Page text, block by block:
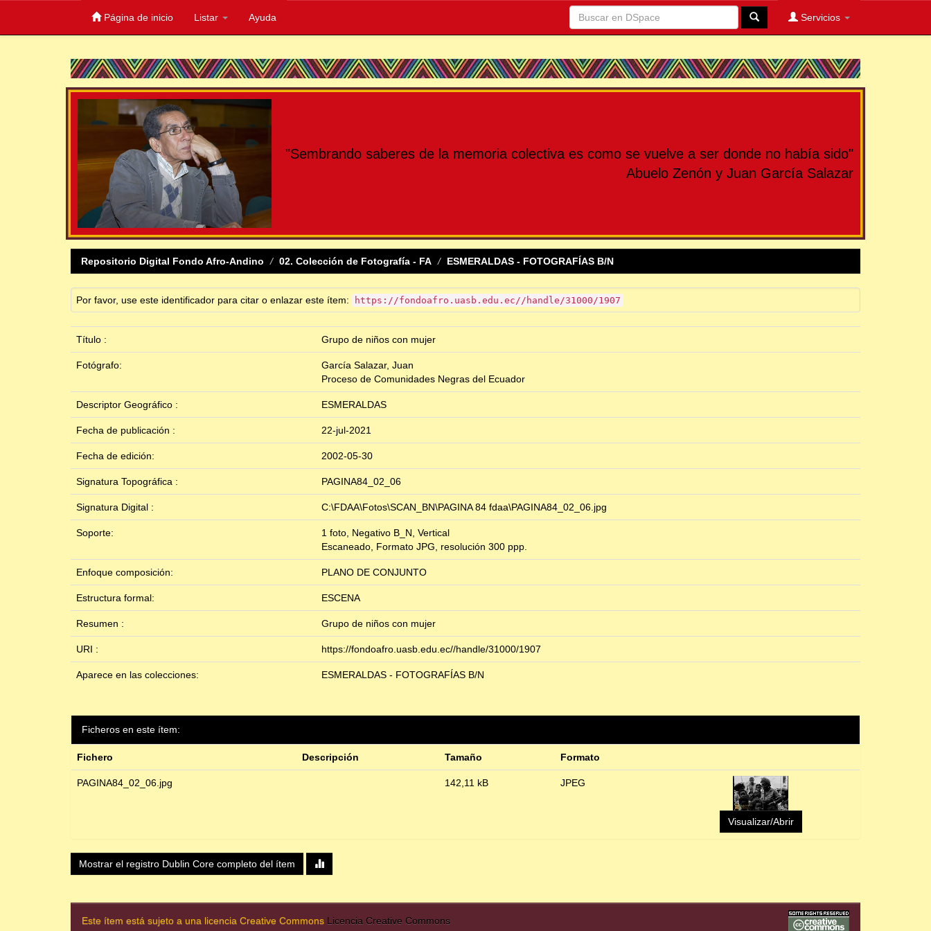
Página de inicio Listar Ayuda Servicios
"Sembrando saberes de la memoria colectiva es como se vuelve a ser donde no había sido"
Abuelo Zenón y Juan García Salazar
Repositorio Digital Fondo Afro-Andino 02. Colección de Fotografía - FA ESMERALDAS - FOTOGRAFÍAS B/N
Por favor, use este identificador para citar o enlazar este ítem: https://fondoafro.uasb.edu.ec//handle/31000/1907
Título : Grupo de niños con mujer
Fotógrafo:
García Salazar, Juan
Proceso de Comunidades Negras del Ecuador
Descriptor Geográfico : ESMERALDAS
Fecha de publicación : 22-jul-2021
Fecha de edición: 2002-05-30
Signatura Topográfica : PAGINA84_02_06
Signatura Digital : C:\FDAA\Fotos\SCAN_BN\PAGINA 84 fdaa\PAGINA84_02_06.jpg
Soporte:
1 foto, Negativo B_N, Vertical
Escaneado, Formato JPG, resolución 300 ppp.
Enfoque composición: PLANO DE CONJUNTO
Estructura formal: ESCENA
Resumen : Grupo de niños con mujer
URI : https://fondoafro.uasb.edu.ec//handle/31000/1907
Aparece en las colecciones: ESMERALDAS - FOTOGRAFÍAS B/N
Ficheros en este ítem:
Fichero Descripción Tamaño Formato
PAGINA84_02_06.jpg 142,11 kB JPEG
Visualizar/Abrir
Mostrar el registro Dublin Core completo del ítem
Este ítem está sujeto a una licencia Creative Commons Licencia Creative Commons